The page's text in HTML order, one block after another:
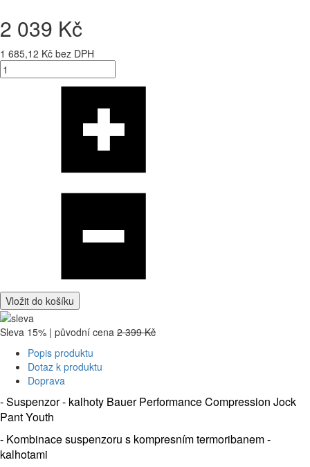
2 039 Kč
1 685,12 Kč bez DPH
Vložit do košíku
Sleva 15% | původní cena 2 399 Kč
Popis produktu
Dotaz k produktu
Doprava
- Suspenzor - kalhoty Bauer Performance Compression Jock
Pant Youth
- Kombinace suspenzoru s kompresním termoribanem -
kalhotami